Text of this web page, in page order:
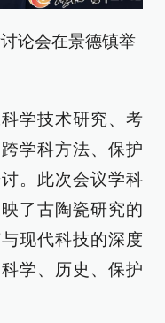
论会在景德镇举
学技术研究、考
学科方法、保护
。此次会议学科
了古陶瓷研究的
现代科技的深度
学、历史、保护